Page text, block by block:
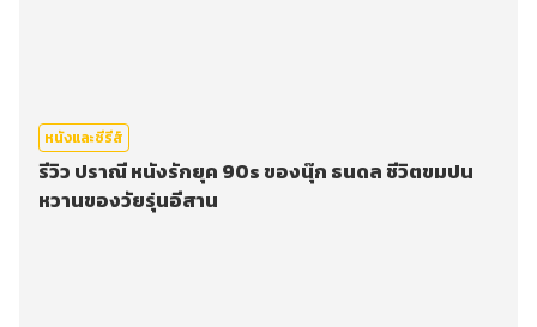
หนังและซีรีส์
รีวิว ปราณี หนังรักยุค 90s ของนุ๊ก ธนดล ชีวิตขมปน
หวานของวัยรุ่นอีสาน